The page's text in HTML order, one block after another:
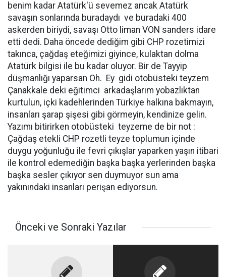
benim kadar Atatürk'ü sevemez ancak Atatürk
savaşın sonlarında buradaydı ve buradaki 400
askerden biriydi, savaşı Otto liman VON sanders idare
etti dedi. Daha öncede dediğim gibi CHP rozetimizi
takınca, çağdaş eteğimizi giyince, kulaktan dolma
Atatürk bilgisi ile bu kadar oluyor. Bir de Tayyip
düşmanlığı yaparsan Oh. Ey gidi otobüsteki teyzem
Çanakkale deki eğitimci arkadaşlarım yobazlıktan
kurtulun, içki kadehlerinden Türkiye halkına bakmayın,
insanları şarap şişesi gibi görmeyin, kendinize gelin.
Yazımı bitirirken otobüsteki teyzeme de bir not :
Çağdaş etekli CHP rozetli teyze toplumun içinde
duygu yoğunluğu ile fevri çıkışlar yaparken yaşın itibari
ile kontrol edemediğin başka başka yerlerinden başka
başka sesler çıkıyor sen duymuyor sun ama
yakınındaki insanları perişan ediyorsun.
Önceki ve Sonraki Yazılar